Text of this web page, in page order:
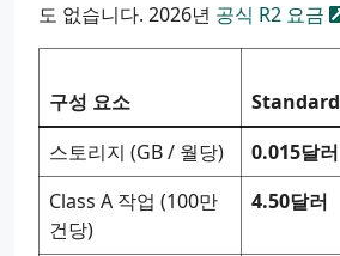
도 없습니다. 2026년 공식 R2 요금
구성 요소 Standard
스토리지 (GB / 월당)
0.015달러
Class A 작업 (100만
건당)
4.50달러